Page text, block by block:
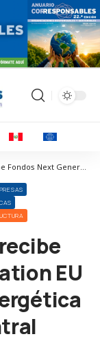
Corresponsables > Noticias > Securitas Direct recibe Fondos Next Generation EU por la eficiencia energética de su sede central
EU